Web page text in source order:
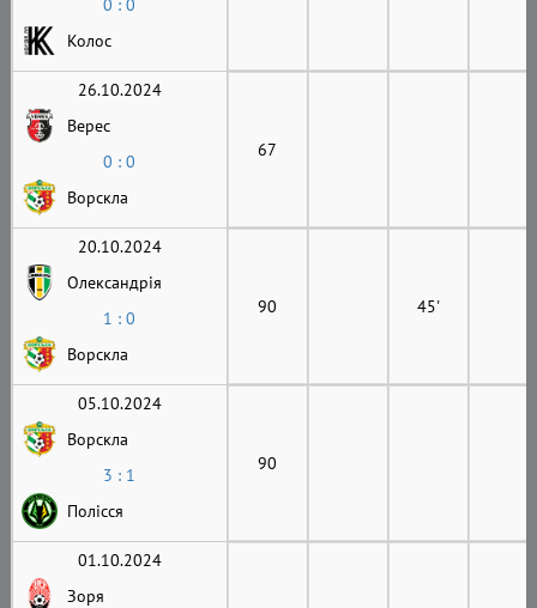
0 : 0
Колос
26.10.2024
Верес
0 : 0
Ворскла
67
20.10.2024
Олександрія
1 : 0
Ворскла
90 45'
05.10.2024
Ворскла
3 : 1
Полісся
90
01.10.2024
Зоря